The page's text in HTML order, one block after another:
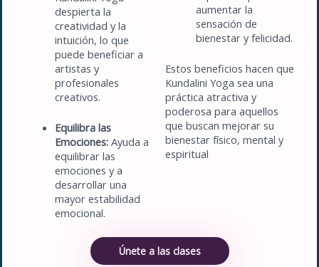
despierta la
creatividad y la
intuición, lo que
puede beneficiar a
artistas y
profesionales
creativos.
Equilibra las
Emociones:Ayuda a
equilibrar las
emociones y a
desarrollar una
mayor estabilidad
emocional.
aumentar la
sensación de
bienestar y felicidad.
Estos beneficios hacen que
Kundalini Yoga sea una
práctica atractiva y
poderosa para aquellos
que buscan mejorar su
bienestar físico, mental y
espiritual
Únete a las clases